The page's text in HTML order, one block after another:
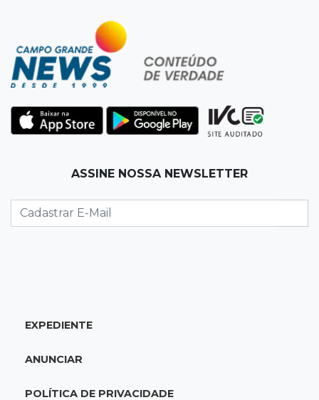
Jardim Itatiaia
Vigia é amarrado durante roubo de carro e
dois caminhões em pátio
Corinthians vence Bragantino por 2 a 0 e sobe
para 7º no Brasileirão
Na Vila Belmiro
lugar no Brasileirão
18:33Em 2022
adolescente atropelada no Amazonas
ASSINE NOSSA NEWSLETTER
EXPEDIENTE
ANUNCIAR
POLÍTICA DE PRIVACIDADE